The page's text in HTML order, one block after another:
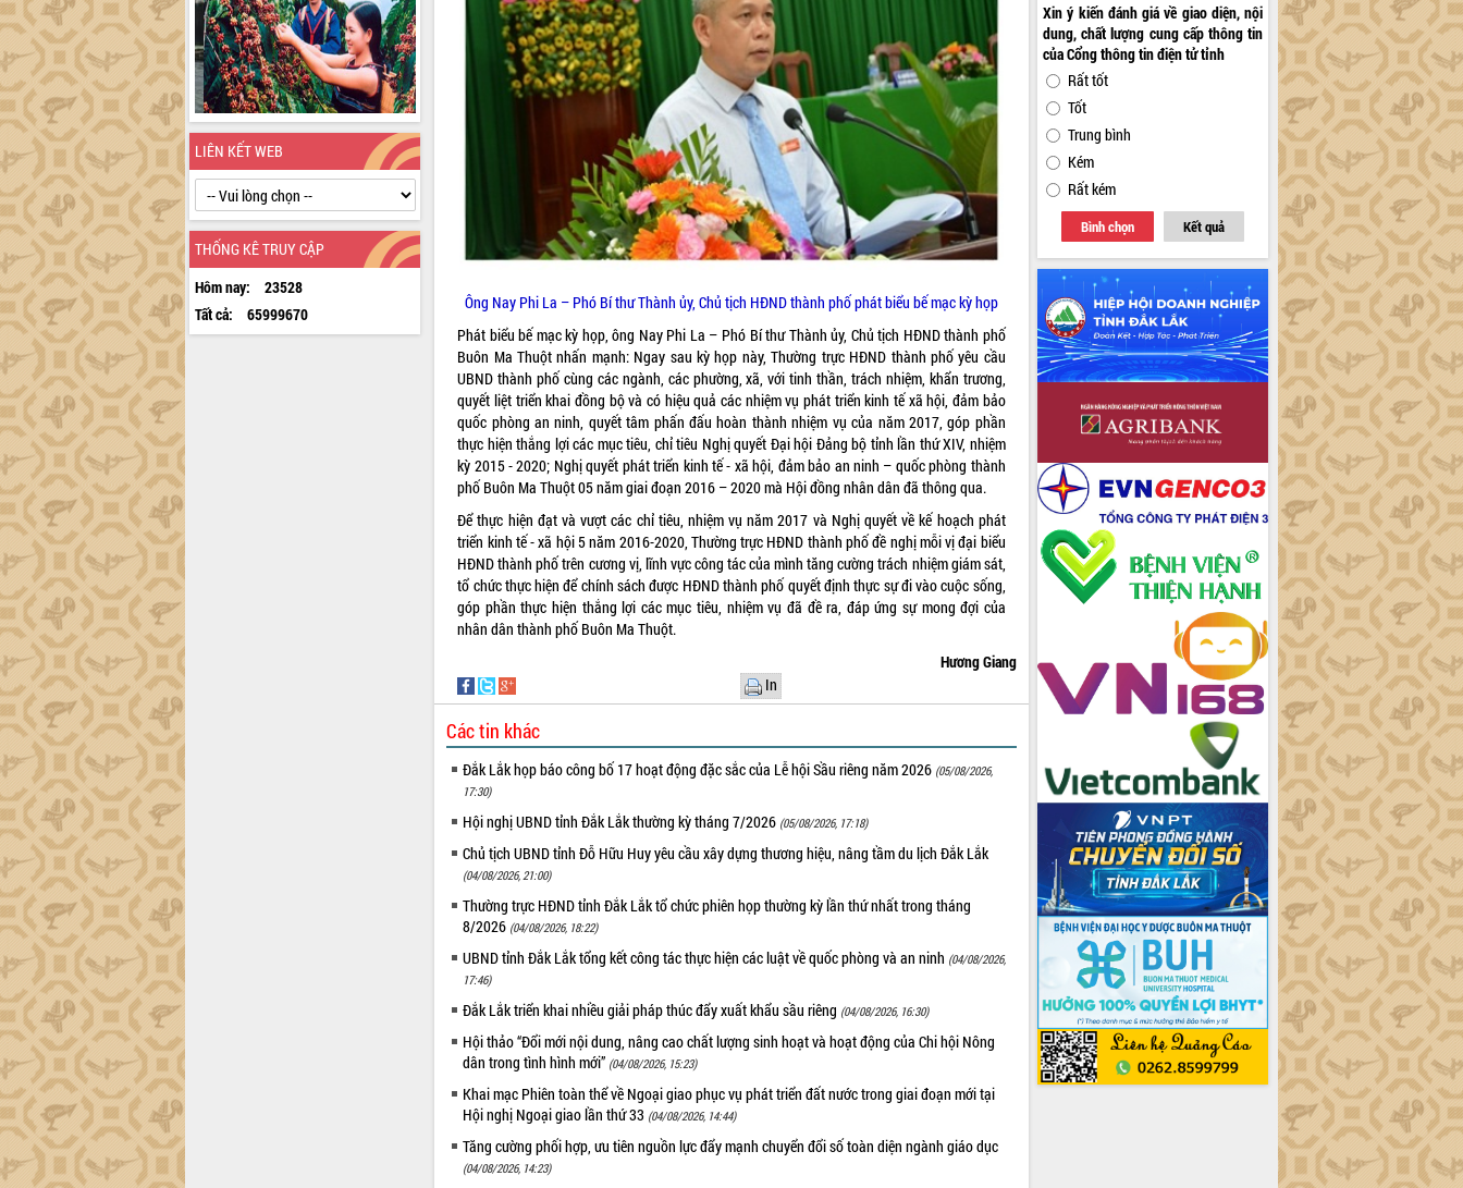
LIÊN KẾT WEB
THỐNG KÊ TRUY CẬP
Hôm nay:
23528
Tất cả:
65999670
Ông Nay Phi La – Phó Bí thư Thành ủy, Chủ tịch HĐND thành phố phát biểu bế mạc kỳ họp
Phát biểu bế mạc kỳ họp, ông Nay Phi La – Phó Bí thư Thành ủy, Chủ tịch HĐND thành phố
Buôn Ma Thuột nhấn mạnh: Ngay sau kỳ họp này, Thường trực HĐND thành phố yêu cầu
UBND thành phố cùng các ngành, các phường, xã, với tinh thần, trách nhiệm, khẩn trương,
quyết liệt triển khai đồng bộ và có hiệu quả các nhiệm vụ phát triển kinh tế xã hội, đảm bảo
quốc phòng an ninh, quyết tâm phấn đấu hoàn thành nhiệm vụ của năm 2017, góp phần
thực hiện thắng lợi các mục tiêu, chỉ tiêu Nghị quyết Đại hội Đảng bộ tỉnh lần thứ XIV, nhiệm
kỳ 2015 - 2020; Nghị quyết phát triển kinh tế - xã hội, đảm bảo an ninh – quốc phòng thành
phố Buôn Ma Thuột 05 năm giai đoạn 2016 – 2020 mà Hội đồng nhân dân đã thông qua.
Để thực hiện đạt và vượt các chỉ tiêu, nhiệm vụ năm 2017 và Nghị quyết về kế hoạch phát
triển kinh tế - xã hội 5 năm 2016-2020, Thường trực HĐND thành phố đề nghị mỗi vị đại biểu
HĐND thành phố trên cương vị, lĩnh vực công tác của mình tăng cường trách nhiệm giám sát,
tổ chức thực hiện để chính sách được HĐND thành phố quyết định thực sự đi vào cuộc sống,
góp phần thực hiện thắng lợi các mục tiêu, nhiệm vụ đã đề ra, đáp ứng sự mong đợi của
nhân dân thành phố Buôn Ma Thuột.
Hương Giang
In
Các tin khác
Đắk Lắk họp báo công bố 17 hoạt động đặc sắc của Lễ hội Sầu riêng năm 2026 (05/08/2026,
17:30)
Hội nghị UBND tỉnh Đắk Lắk thường kỳ tháng 7/2026 (05/08/2026, 17:18)
Chủ tịch UBND tỉnh Đỗ Hữu Huy yêu cầu xây dựng thương hiệu, nâng tầm du lịch Đắk Lắk
(04/08/2026, 21:00)
Thường trực HĐND tỉnh Đắk Lắk tổ chức phiên họp thường kỳ lần thứ nhất trong tháng
8/2026 (04/08/2026, 18:22)
UBND tỉnh Đắk Lắk tổng kết công tác thực hiện các luật về quốc phòng và an ninh (04/08/2026,
17:46)
Đắk Lắk triển khai nhiều giải pháp thúc đẩy xuất khẩu sầu riêng (04/08/2026, 16:30)
Hội thảo “Đổi mới nội dung, nâng cao chất lượng sinh hoạt và hoạt động của Chi hội Nông
dân trong tình hình mới” (04/08/2026, 15:23)
Khai mạc Phiên toàn thể về Ngoại giao phục vụ phát triển đất nước trong giai đoạn mới tại
Hội nghị Ngoại giao lần thứ 33 (04/08/2026, 14:44)
Tăng cường phối hợp, ưu tiên nguồn lực đẩy mạnh chuyển đổi số toàn diện ngành giáo dục
(04/08/2026, 14:23)
Xin ý kiến đánh giá về giao diện, nội
dung, chất lượng cung cấp thông tin
của Cổng thông tin điện tử tỉnh
Rất tốt
Tốt
Trung bình
Kém
Rất kém
Bình chọn Kết quả